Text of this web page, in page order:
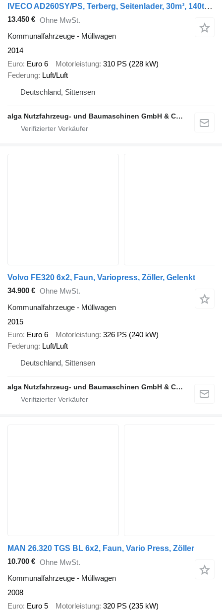
IVECO AD260SY/PS, Terberg, Seitenlader, 30m³, 140tkm
13.450 € Ohne MwSt.
Kommunalfahrzeuge - Müllwagen
2014
Euro Euro 6 Motorleistung 310 PS (228 kW)
Federung Luft/Luft
Deutschland, Sittensen
alga Nutzfahrzeug- und Baumaschinen GmbH & Co. KG
Volvo FE320 6x2, Faun, Variopress, Zöller, Gelenkt
34.900 € Ohne MwSt.
Kommunalfahrzeuge - Müllwagen
2015
Euro Euro 6 Motorleistung 326 PS (240 kW)
Federung Luft/Luft
Deutschland, Sittensen
alga Nutzfahrzeug- und Baumaschinen GmbH & Co. KG
MAN 26.320 TGS BL 6x2, Faun, Vario Press, Zöller
10.700 € Ohne MwSt.
Kommunalfahrzeuge - Müllwagen
2008
Euro Euro 5 Motorleistung 320 PS (235 kW)